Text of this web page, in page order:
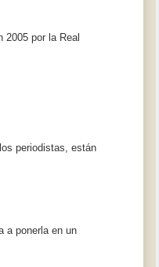
2005 por la Real
periodistas, están
a ponerla en un